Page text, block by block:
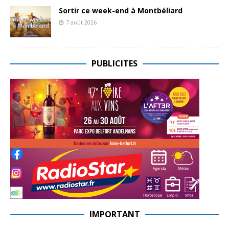
Sortir ce week-end à Montbéliard
7 août 2026
PUBLICITES
IMPORTANT